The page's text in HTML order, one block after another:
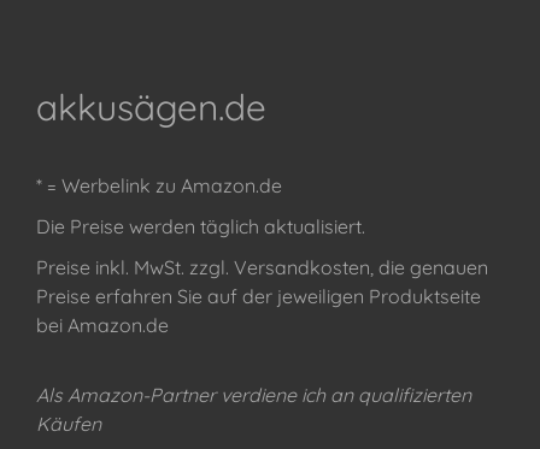
akkusägen.de
* = Werbelink zu Amazon.de
Die Preise werden täglich aktualisiert.
Preise inkl. MwSt. zzgl. Versandkosten, die genauen
Preise erfahren Sie auf der jeweiligen Produktseite
bei Amazon.de
Als Amazon-Partner verdiene ich an qualifizierten
Käufen